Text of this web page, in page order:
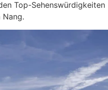
Top-Sehenswürdigkeiten
Nang.